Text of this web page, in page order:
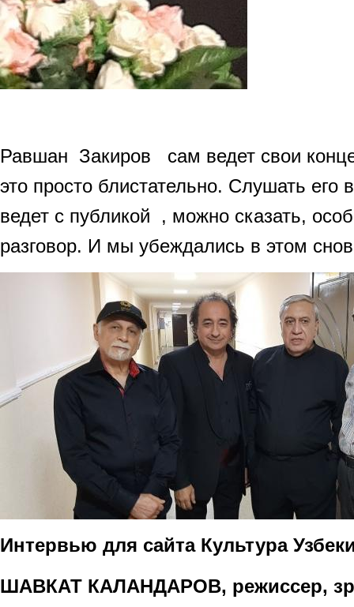
Равшан Закиров сам ведет свои
это просто блистательно. Слушать его
ведет с публикой , можно сказать,
разговор. И мы убеждались в этом
Интервью для сайта Культура
ШАВКАТ КАЛАНДАРОВ, режиссер,